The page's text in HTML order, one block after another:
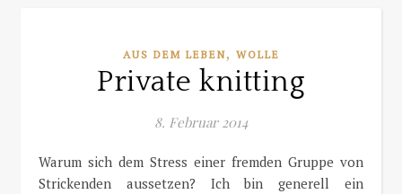
AUS DEM LEBEN, WOLLE
Private knitting
8. Februar 2014
Warum sich dem Stress einer fremden Gruppe von
Strickenden aussetzen? Ich bin generell ein